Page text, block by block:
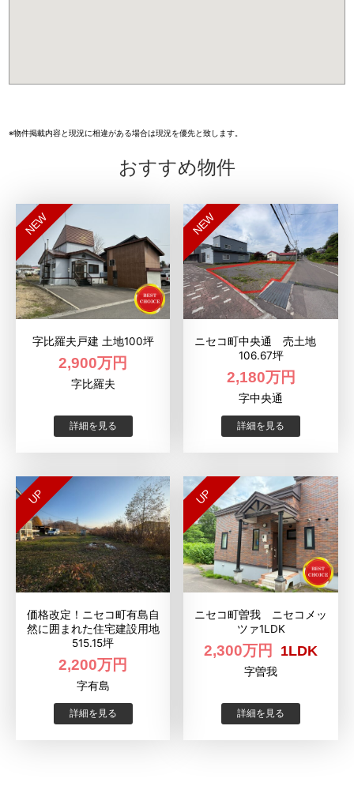
※物件掲載内容と現況に相違がある場合は現況を優先と致します。
おすすめ物件
NEW
字比羅夫戸建 土地100坪
2,900万円
字比羅夫
詳細を見る
NEW
ニセコ町中央通 売土地
106.67坪
2,180万円
字中央通
詳細を見る
UP
価格改定！ニセコ町有島自
然に囲まれた住宅建設用地
515.15坪
2,200万円
字有島
詳細を見る
UP
ニセコ町曽我 ニセコメッ
ツァ1LDK
2,300万円 1LDK
字曽我
詳細を見る